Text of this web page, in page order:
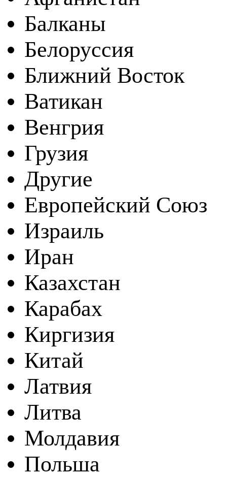
Балканы
Белоруссия
Ближний Восток
Ватикан
Венгрия
Грузия
Другие
Европейский Союз
Израиль
Иран
Казахстан
Карабах
Киргизия
Китай
Латвия
Литва
Молдавия
Польша